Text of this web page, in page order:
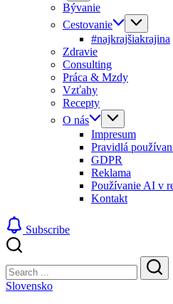
Bývanie
Cestovanie
#najkrajšiakrajina
Zdravie
Consulting
Práca & Mzdy
Vzťahy
Recepty
O nás
Impresum
Pravidlá
GDPR
Reklama
Používanie AI v
Kontakt
Subscribe
Search
Slovensko